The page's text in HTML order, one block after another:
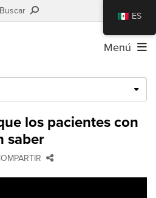
Buscar
Menú
los pacientes con
saber
ES